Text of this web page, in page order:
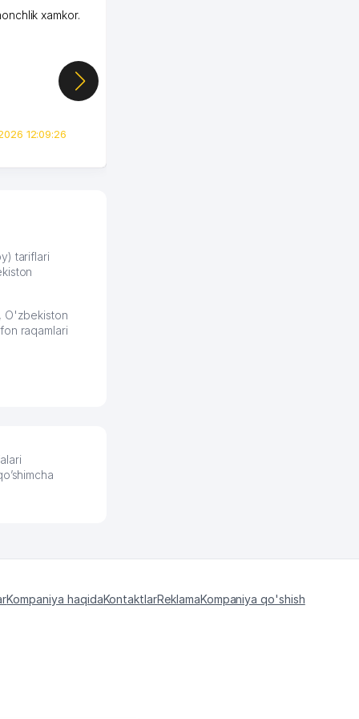
xamkor.
12:09:26
tariflari
O'zbekiston
raqamlari
Kompaniya haqidaKontaktlarReklamaKompaniya qo'shish